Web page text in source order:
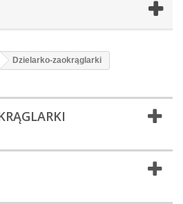
Dzielarko-zaokrąglarki